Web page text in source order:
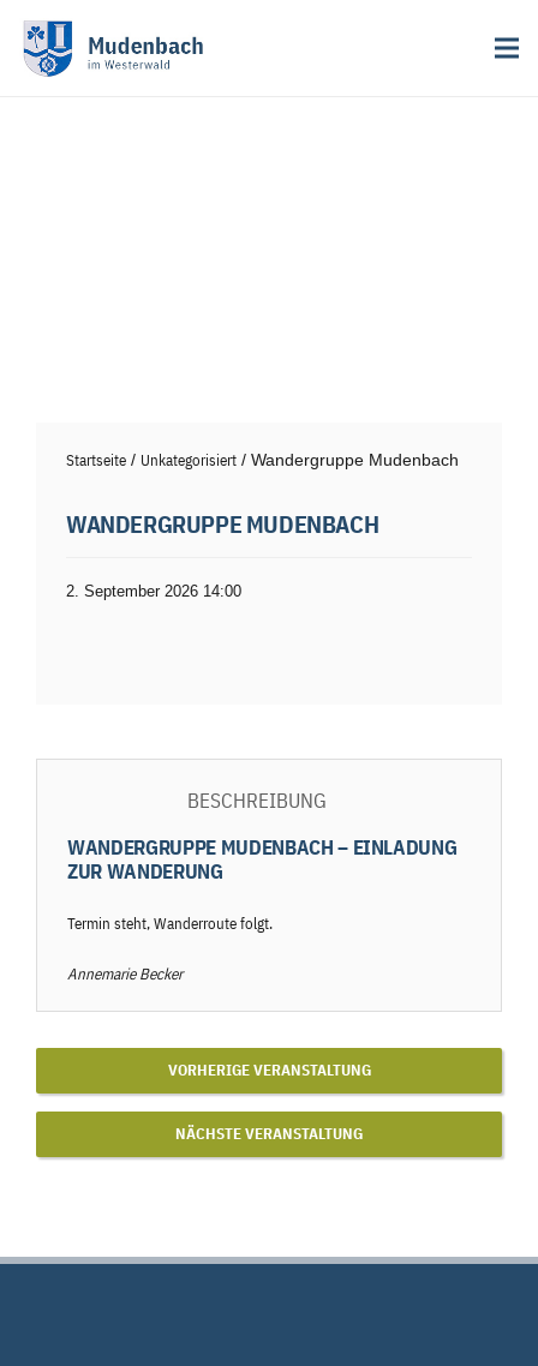
Startseite / Unkategorisiert / Wandergruppe Mudenbach
WANDERGRUPPE MUDENBACH
2. September 2026 14:00
BESCHREIBUNG
WANDERGRUPPE MUDENBACH – EINLADUNG
ZUR WANDERUNG
Termin steht, Wanderroute folgt.
Annemarie Becker
VORHERIGE VERANSTALTUNG
NÄCHSTE VERANSTALTUNG